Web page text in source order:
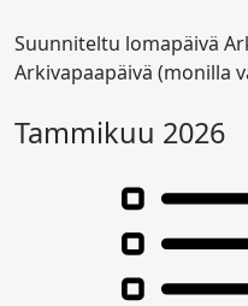
Suunniteltu lomapäivä
Arkivapaapäivä (monilla
Tammikuu 2026